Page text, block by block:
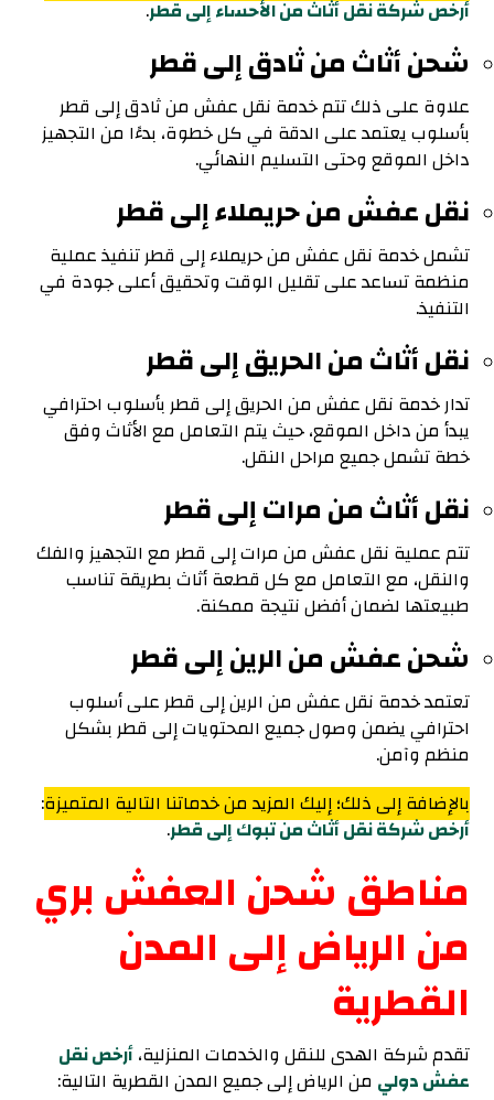
أرخص شركة نقل أثاث من الأحساء إلى قطر.
شحن أثاث من ثادق إلى قطر
علاوة على ذلك تتم خدمة نقل عفش من ثادق إلى قطر
بأسلوب يعتمد على الدقة في كل خطوة، بدءًا من التجهيز
داخل الموقع وحتى التسليم النهائي.
نقل عفش من حريملاء إلى قطر
تشمل خدمة نقل عفش من حريملاء إلى قطر تنفيذ عملية
منظمة تساعد على تقليل الوقت وتحقيق أعلى جودة في
التنفيذ.
نقل أثاث من الحريق إلى قطر
تدار خدمة نقل عفش من الحريق إلى قطر بأسلوب احترافي
يبدأ من داخل الموقع، حيث يتم التعامل مع الأثاث وفق
خطة تشمل جميع مراحل النقل.
نقل أثاث من مرات إلى قطر
تتم عملية نقل عفش من مرات إلى قطر مع التجهيز والفك
والنقل، مع التعامل مع كل قطعة أثاث بطريقة تناسب
طبيعتها لضمان أفضل نتيجة ممكنة.
شحن عفش من الرين إلى قطر
تعتمد خدمة نقل عفش من الرين إلى قطر على أسلوب
احترافي يضمن وصول جميع المحتويات إلى قطر بشكل
منظم وآمن.
بالإضافة إلى ذلك؛ إليك المزيد من خدماتنا التالية المتميزة:
أرخص شركة نقل أثاث من تبوك إلى قطر.
مناطق شحن العفش بري
من الرياض إلى المدن
القطرية
تقدم شركة الهدى للنقل والخدمات المنزلية،أرخص نقل
عفش دولي من الرياض إلى جميع المدن القطرية التالية: